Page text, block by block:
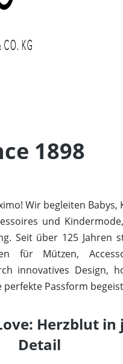
1898
Wir begleiten Babys,
und
Seit über 125 Jahren
für Mützen,
innovatives Design,
Passform
Herzblut in
Detail